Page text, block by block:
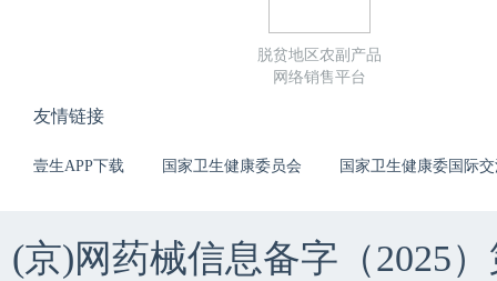
脱贫地区农副产品
网络销售平台
友情链接
壹生APP下载 国家卫生健康委员会 国家卫生健康委国际
(京)网药械信息备字（2025